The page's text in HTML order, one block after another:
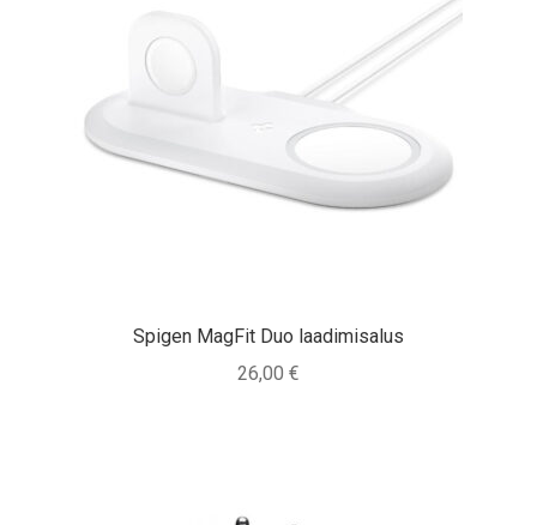
Spigen MagFit Duo laadimisalus
26,00 €